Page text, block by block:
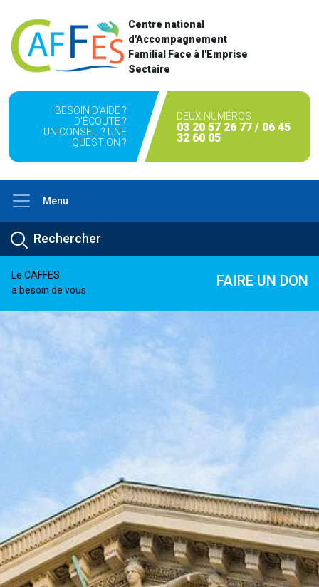
Centre national
d'Accompagnement
Familial Face à l'Emprise
Sectaire
BESOIN D'AIDE ?
D'ÉCOUTE ?
UN CONSEIL ? UNE
QUESTION ?
DEUX NUMÉROS
03 20 57 26 77 / 06 45
32 60 05
Menu
Le CAFFES
a besoin de vous
FAIRE UN DON